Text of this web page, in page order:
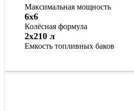
Максимальная мощность
Колёсная формула
6x6
Емкость топливных баков
2х210 л